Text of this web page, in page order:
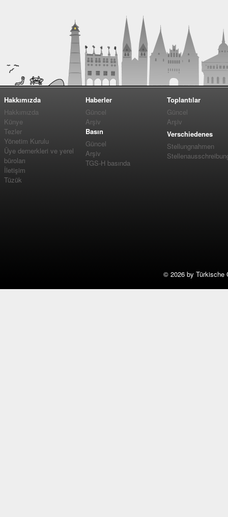
Hakkımızda
Hakkımızda
Künye
Tezler
Yönetim Kurulu
Üye dernerkleri ve yerel
büroları
İletişim
Tüzük
Haberler
Güncel
Arşiv
Basın
Güncel
Arşiv
TGS-H basında
Toplantılar
Güncel
Arşiv
Verschiedenes
Stellungnahmen
© 2026 by Türkische